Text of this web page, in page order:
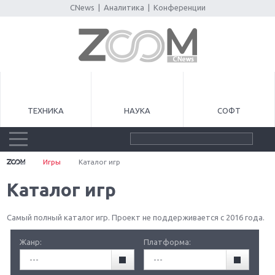
CNews Аналитика Конференции
ТЕХНИКА НАУКА СОФТ
Игры Каталог игр
Каталог игр
Самый полный каталог игр. Проект не поддерживается с 2016 года.
Жанр:
---
Платформа:
---